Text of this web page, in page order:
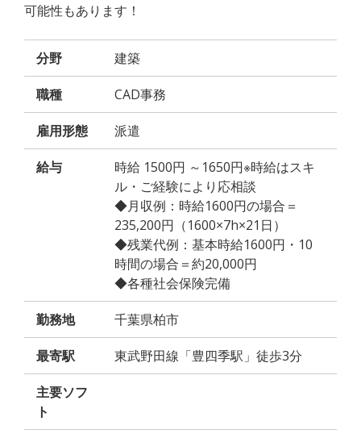
可能性もあります！
分野 建築
職種 CAD事務
雇用形態 派遣
給与
時給 1500円 ～1650円※時給はスキ
ル・ご経験により応相談
◆月収例：時給1600円の場合＝
235,200円（1600×7h×21日）
◆残業代例：基本時給1600円・10
時間の場合＝約20,000円
◆各種社会保険完備
勤務地 千葉県柏市
最寄駅 東武野田線「豊四季駅」徒歩3分
主要ソフ
ト